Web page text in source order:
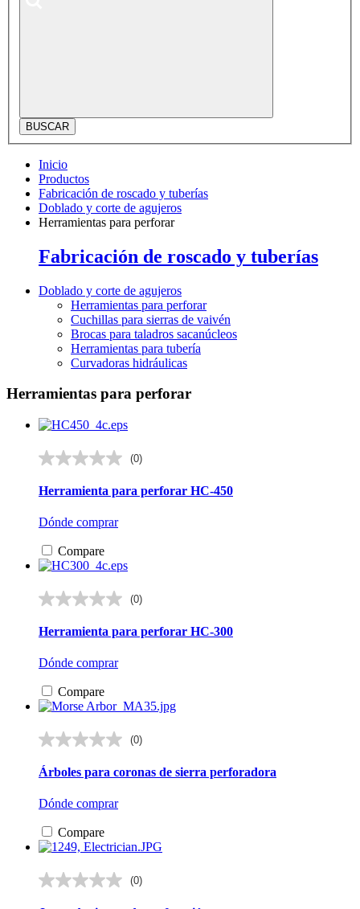
BUSCAR
Inicio
Productos
Fabricación de roscado y tuberías
Doblado y corte de agujeros
Herramientas para perforar
Fabricación de roscado y tuberías
Doblado y corte de agujeros
Herramientas para perforar
Cuchillas para sierras de vaivén
Brocas para taladros sacanúcleos
Herramientas para tubería
Curvadoras hidráulicas
Herramientas para perforar
(0)
0.0
5
Herramienta para perforar HC-450
Dónde comprar
Compare
(0)
0.0
5
Herramienta para perforar HC-300
Dónde comprar
Compare
(0)
0.0
5
Árboles para coronas de sierra perforadora
Dónde comprar
Compare
(0)
0.0